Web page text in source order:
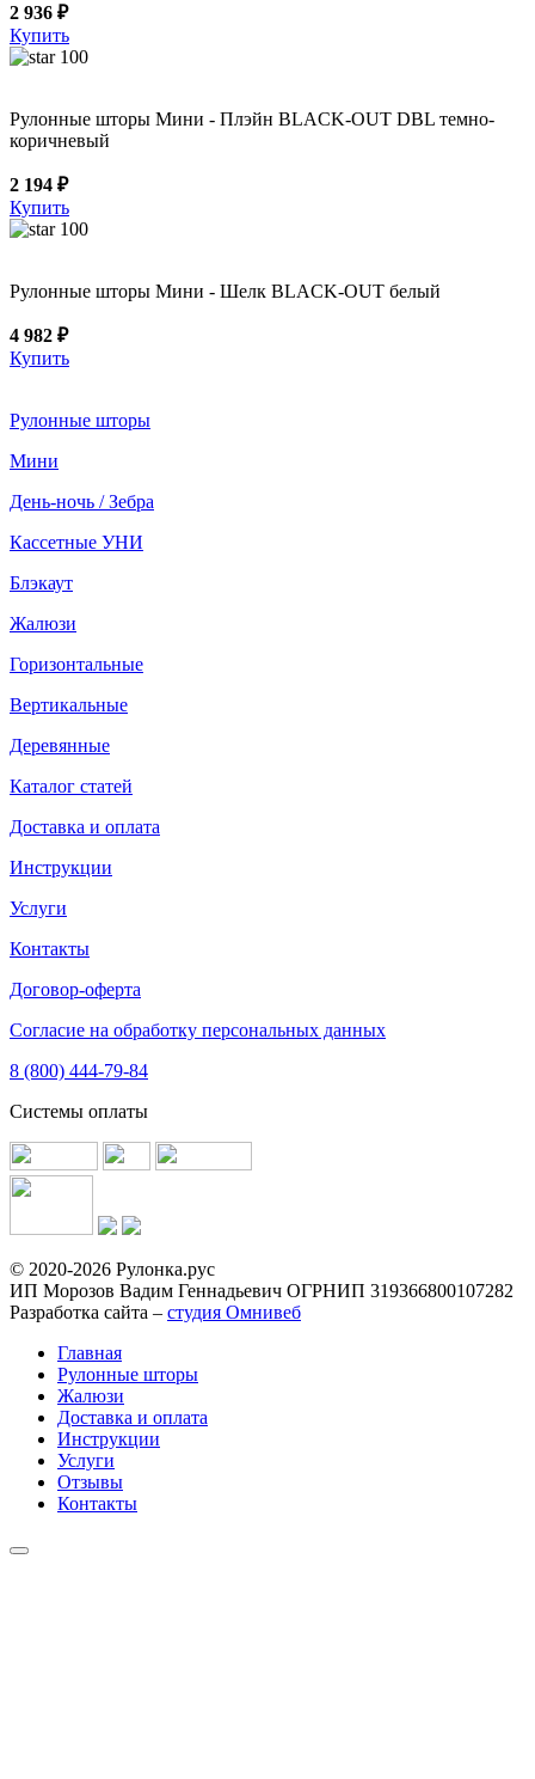
2 936 ₽
Купить
100
Рулонные шторы Мини - Плэйн BLACK-OUT DBL темно-
коричневый
2 194 ₽
Купить
100
Рулонные шторы Мини - Шелк BLACK-OUT белый
4 982 ₽
Купить
Рулонные шторы
Мини
День-ночь / Зебра
Кассетные УНИ
Блэкаут
Жалюзи
Горизонтальные
Вертикальные
Деревянные
Каталог статей
Доставка и оплата
Инструкции
Услуги
Контакты
Договор-оферта
Согласие на обработку персональных данных
8 (800) 444-79-84
Системы оплаты
© 2020-2026 Рулонка.рус
ИП Морозов Вадим Геннадьевич ОГРНИП 319366800107282
Разработка сайта – студия Омнивеб
Главная
Рулонные шторы
Жалюзи
Доставка и оплата
Инструкции
Услуги
Отзывы
Контакты